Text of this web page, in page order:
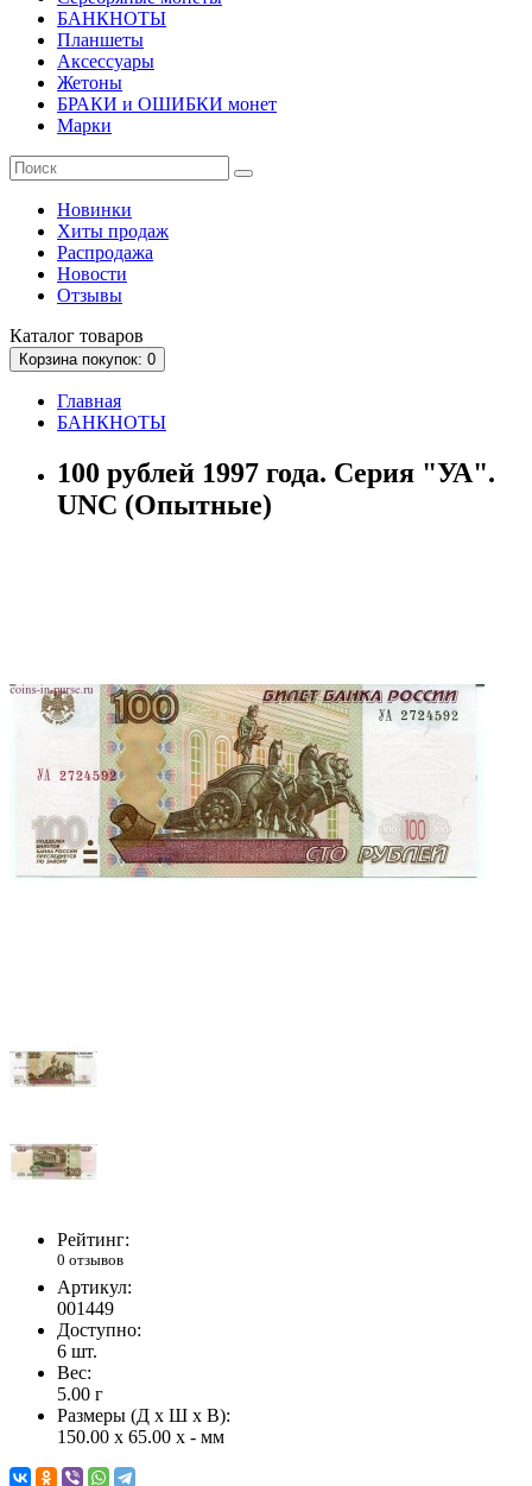
БАНКНОТЫ
Планшеты
Аксессуары
Жетоны
БРАКИ и ОШИБКИ монет
Марки
Новинки
Хиты продаж
Распродажа
Новости
Отзывы
Каталог товаров
Корзинапокупок: 0
Главная
БАНКНОТЫ
100 рублей 1997 года. Серия "УА".
UNC (Опытные)
Рейтинг:
0 отзывов
Артикул:
001449
Доступно:
6 шт.
Вес:
5.00 г
Размеры (Д x Ш x В):
150.00 x 65.00 x - мм